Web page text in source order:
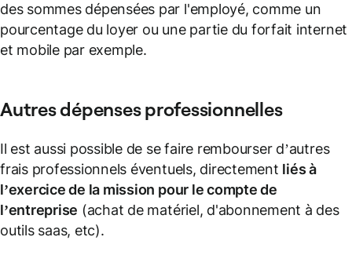
des sommes dépensées par l'employé, comme un
pourcentage du loyer ou une partie du forfait internet
et mobile par exemple.
Autresdépenses professionnelles
Il est aussi possible de se faire rembourser d’autres
frais professionnels éventuels, directement liés à
l’exercice de la mission pour le compte de
l’entreprise (achat de matériel, d'abonnement à des
outils saas, etc).